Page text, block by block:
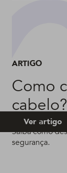
ARTIGO
Como
Saiba como
segurança.
Ver artigo